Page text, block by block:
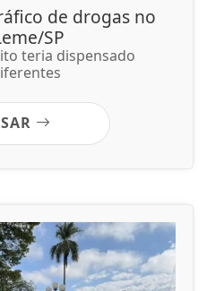
de drogas no
SP
teria dispensado